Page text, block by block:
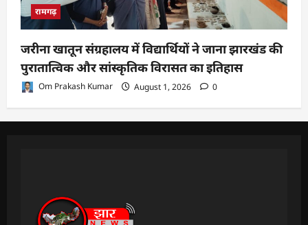
रामगढ़
जरीना खातून संग्रहालय में विद्यार्थियों ने जाना झारखंड की
पुरातात्विक और सांस्कृतिक विरासत का इतिहास
Om Prakash Kumar August 1, 2026 0